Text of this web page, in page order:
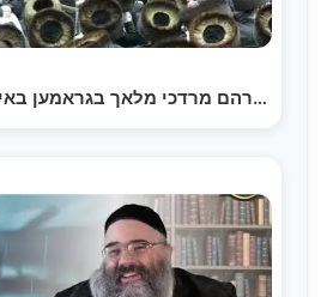
ר' אברהם מרדכי מלאך בגראמען באידיש ש"ב בבחצרות…